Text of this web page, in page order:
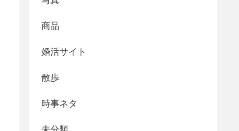
商品
婚活サイト
散歩
時事ネタ